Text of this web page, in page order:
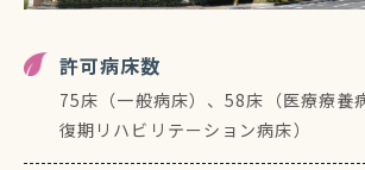
許可病床数
75床（一般病床）、58床（医療療養
復期リハビリテーション病床）